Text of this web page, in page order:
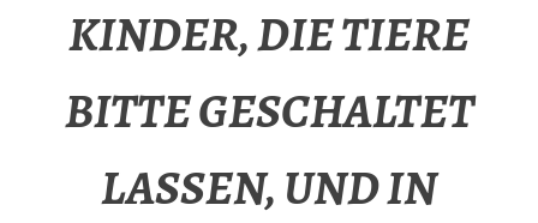
KINDER, DIE TIERE
BITTE GESCHALTET
LASSEN, UND IN